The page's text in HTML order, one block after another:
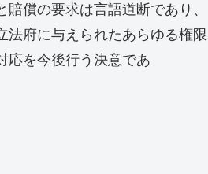
償の要求は言語道断であり、
法府に与えられたあらゆる権限
応を今後行う決意であ